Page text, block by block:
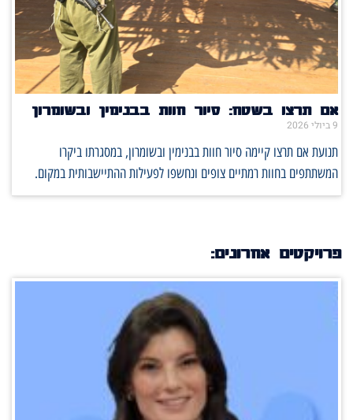
אם תרצו בשטח: סיור חוות בבנימין ובשומרון
9 ביולי 2026
תנועת אם תרצו קיימה סיור חוות בבנימין ובשומרון, במסגרתו ביקרו
המשתתפים בחוות רמתיים צופים ונחשפו לפעילות ההתיישבותית במקום.
פרויקטים אחרונים: